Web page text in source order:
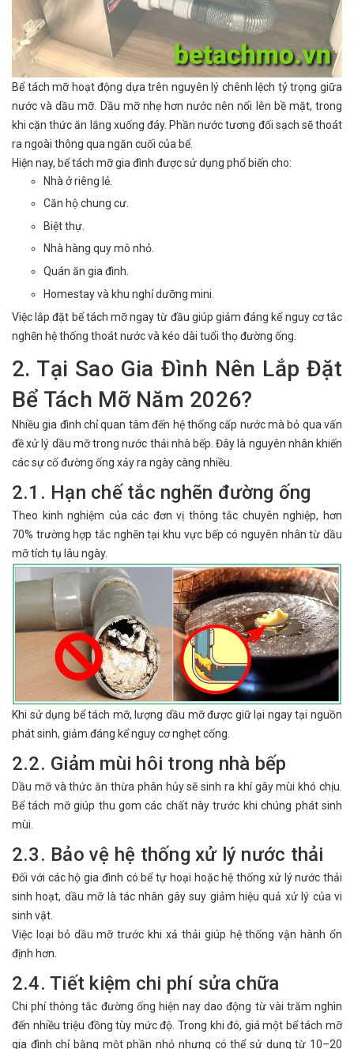
Bể tách mỡ hoạt động dựa trên nguyên lý chênh lệch tỷ trọng giữa
nước và dầu mỡ. Dầu mỡ nhẹ hơn nước nên nổi lên bề mặt, trong
khi cặn thức ăn lắng xuống đáy. Phần nước tương đối sạch sẽ thoát
ra ngoài thông qua ngăn cuối của bể.
Hiện nay, bể tách mỡ gia đình được sử dụng phổ biến cho:
Nhà ở riêng lẻ.
Căn hộ chung cư.
Biệt thự.
Nhà hàng quy mô nhỏ.
Quán ăn gia đình.
Homestay và khu nghỉ dưỡng mini.
Việc lắp đặt bể tách mỡ ngay từ đầu giúp giảm đáng kể nguy cơ tắc
nghẽn hệ thống thoát nước và kéo dài tuổi thọ đường ống.
2. Tại Sao Gia Đình Nên Lắp Đặt
Bể Tách Mỡ Năm 2026?
Nhiều gia đình chỉ quan tâm đến hệ thống cấp nước mà bỏ qua vấn
đề xử lý dầu mỡ trong nước thải nhà bếp. Đây là nguyên nhân khiến
các sự cố đường ống xảy ra ngày càng nhiều.
2.1. Hạn chế tắc nghẽn đường ống
Theo kinh nghiệm của các đơn vị thông tắc chuyên nghiệp, hơn
70% trường hợp tắc nghẽn tại khu vực bếp có nguyên nhân từ dầu
mỡ tích tụ lâu ngày.
Khi sử dụng bể tách mỡ, lượng dầu mỡ được giữ lại ngay tại nguồn
phát sinh, giảm đáng kể nguy cơ nghẹt cống.
2.2. Giảm mùi hôi trong nhà bếp
Dầu mỡ và thức ăn thừa phân hủy sẽ sinh ra khí gây mùi khó chịu.
Bể tách mỡ giúp thu gom các chất này trước khi chúng phát sinh
mùi.
2.3. Bảo vệ hệ thống xử lý nước thải
Đối với các hộ gia đình có bể tự hoại hoặc hệ thống xử lý nước thải
sinh hoạt, dầu mỡ là tác nhân gây suy giảm hiệu quả xử lý của vi
sinh vật.
Việc loại bỏ dầu mỡ trước khi xả thải giúp hệ thống vận hành ổn
định hơn.
2.4. Tiết kiệm chi phí sửa chữa
Chi phí thông tắc đường ống hiện nay dao động từ vài trăm nghìn
đến nhiều triệu đồng tùy mức độ. Trong khi đó, giá một bể tách mỡ
gia đình chỉ bằng một phần nhỏ nhưng có thể sử dụng từ 10–20